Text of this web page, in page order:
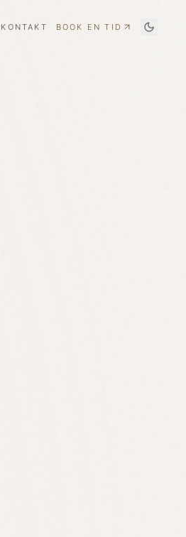
KONTAKT BOOK EN TID